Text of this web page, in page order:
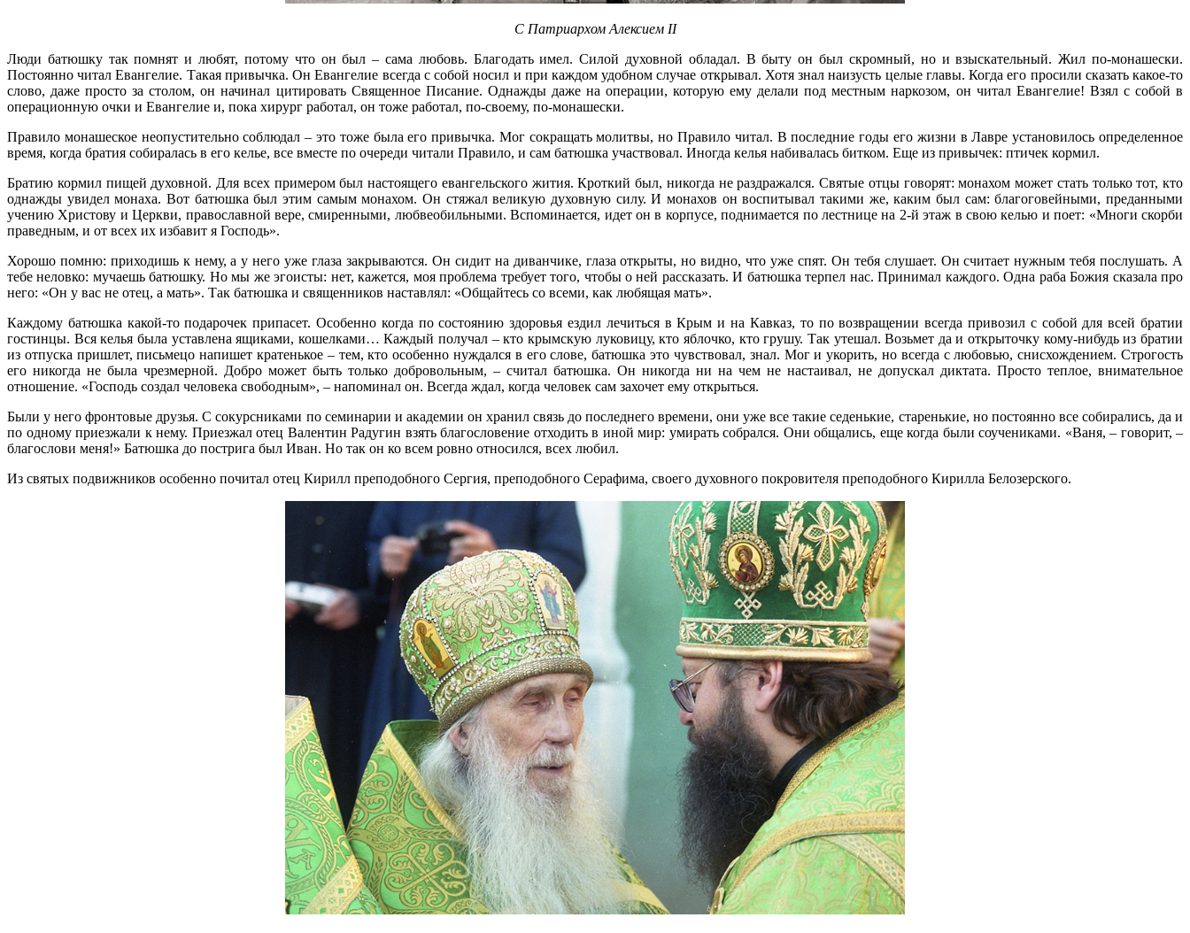
С Патриархом Алексием II
Люди батюшку так помнят и любят, потому что он был – сама любовь. Благодать имел. Силой духовной обладал. В быту он был скромный, но и взыскательный. Жил по-монашески.
Постоянно читал Евангелие. Такая привычка. Он Евангелие всегда с собой носил и при каждом удобном случае открывал. Хотя знал наизусть целые главы. Когда его просили сказать какое-то
слово, даже просто за столом, он начинал цитировать Священное Писание. Однажды даже на операции, которую ему делали под местным наркозом, он читал Евангелие! Взял с собой в
операционную очки и Евангелие и, пока хирург работал, он тоже работал, по-своему, по-монашески.
Правило монашеское неопустительно соблюдал – это тоже была его привычка. Мог сокращать молитвы, но Правило читал. В последние годы его жизни в Лавре установилось определенное
время, когда братия собиралась в его келье, все вместе по очереди читали Правило, и сам батюшка участвовал. Иногда келья набивалась битком. Еще из привычек: птичек кормил.
Братию кормил пищей духовной. Для всех примером был настоящего евангельского жития. Кроткий был, никогда не раздражался. Святые отцы говорят: монахом может стать только тот, кто
однажды увидел монаха. Вот батюшка был этим самым монахом. Он стяжал великую духовную силу. И монахов он воспитывал такими же, каким был сам: благоговейными, преданными
учению Христову и Церкви, православной вере, смиренными, любвеобильными. Вспоминается, идет он в корпусе, поднимается по лестнице на 2-й этаж в свою келью и поет: «Многи скорби
праведным, и от всех их избавит я Господь».
Хорошо помню: приходишь к нему, а у него уже глаза закрываются. Он сидит на диванчике, глаза открыты, но видно, что уже спят. Он тебя слушает. Он считает нужным тебя послушать. А
тебе неловко: мучаешь батюшку. Но мы же эгоисты: нет, кажется, моя проблема требует того, чтобы о ней рассказать. И батюшка терпел нас. Принимал каждого. Одна раба Божия сказала про
него: «Он у вас не отец, а мать». Так батюшка и священников наставлял: «Общайтесь со всеми, как любящая мать».
Каждому батюшка какой-то подарочек припасет. Особенно когда по состоянию здоровья ездил лечиться в Крым и на Кавказ, то по возвращении всегда привозил с собой для всей братии
гостинцы. Вся келья была уставлена ящиками, кошелками… Каждый получал – кто крымскую луковицу, кто яблочко, кто грушу. Так утешал. Возьмет да и открыточку кому-нибудь из братии
из отпуска пришлет, письмецо напишет кратенькое – тем, кто особенно нуждался в его слове, батюшка это чувствовал, знал. Мог и укорить, но всегда с любовью, снисхождением. Строгость
его никогда не была чрезмерной. Добро может быть только добровольным, – считал батюшка. Он никогда ни на чем не настаивал, не допускал диктата. Просто теплое, внимательное
отношение. «Господь создал человека свободным», – напоминал он. Всегда ждал, когда человек сам захочет ему открыться.
Были у него фронтовые друзья. С сокурсниками по семинарии и академии он хранил связь до последнего времени, они уже все такие седенькие, старенькие, но постоянно все собирались, да и
по одному приезжали к нему. Приезжал отец Валентин Радугин взять благословение отходить в иной мир: умирать собрался. Они общались, еще когда были соучениками. «Ваня, – говорит, –
благослови меня!» Батюшка до пострига был Иван. Но так он ко всем ровно относился, всех любил.
Из святых подвижников особенно почитал отец Кирилл преподобного Сергия, преподобного Серафима, своего духовного покровителя преподобного Кирилла Белозерского.